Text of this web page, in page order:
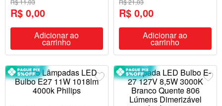
R$ 11,03
R$ 0,00
Adicionar ao
carrinho
R$ 21,03
R$ 0,00
Adicionar ao
carrinho